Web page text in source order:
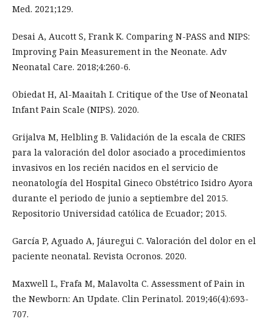
Med. 2021;129.
Desai A, Aucott S, Frank K. Comparing N-PASS and NIPS:
Improving Pain Measurement in the Neonate. Adv
Neonatal Care. 2018;4:260-6.
Obiedat H, Al-Maaitah I. Critique of the Use of Neonatal
Infant Pain Scale (NIPS). 2020.
Grijalva M, Helbling B. Validación de la escala de CRIES
para la valoración del dolor asociado a procedimientos
invasivos en los recién nacidos en el servicio de
neonatología del Hospital Gineco Obstétrico Isidro Ayora
durante el periodo de junio a septiembre del 2015.
Repositorio Universidad católica de Ecuador; 2015.
García P, Aguado A, Jáuregui C. Valoración del dolor en el
paciente neonatal. Revista Ocronos. 2020.
Maxwell L, Frafa M, Malavolta C. Assessment of Pain in
the Newborn: An Update. Clin Perinatol. 2019;46(4):693-
707.